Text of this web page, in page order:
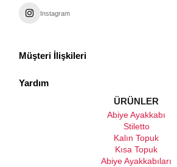
Instagram
Müşteri İlişkileri
Yardım
ÜRÜNLER
Abiye Ayakkabı
Stiletto
Kalın Topuk
Kısa Topuk
Abiye Ayakkabıları